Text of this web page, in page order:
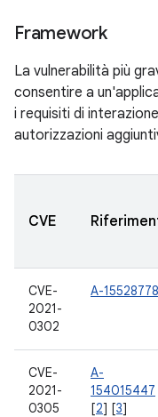
Framework
La vulnerabilità più
consentire a
i requisiti di
autorizzazioni
CVE
CVE-
2021-
0302
A-
CVE-
2021-
0305
A-
154015447
[2] [3]